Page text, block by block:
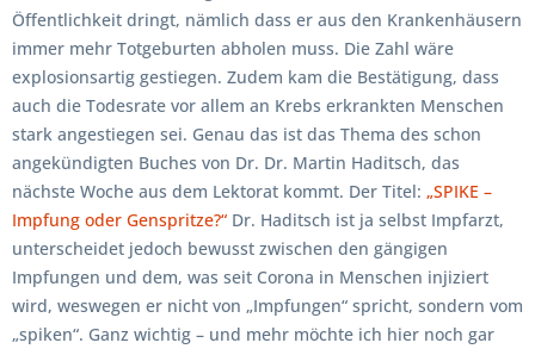
Öffentlichkeit dringt, nämlich dass er aus den Krankenhäusern
immer mehr Totgeburten abholen muss. Die Zahl wäre
explosionsartig gestiegen. Zudem kam die Bestätigung, dass
auch die Todesrate vor allem an Krebs erkrankten Menschen
stark angestiegen sei. Genau das ist das Thema des schon
angekündigten Buches von Dr. Dr. Martin Haditsch, das
nächste Woche aus dem Lektorat kommt. Der Titel: „SPIKE –
Impfung oder Genspritze?“ Dr. Haditsch ist ja selbst Impfarzt,
unterscheidet jedoch bewusst zwischen den gängigen
Impfungen und dem, was seit Corona in Menschen injiziert
wird, weswegen er nicht von „Impfungen“ spricht, sondern vom
„spiken“. Ganz wichtig – und mehr möchte ich hier noch gar